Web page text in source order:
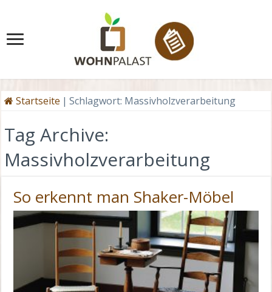
Startseite | Schlagwort: Massivholzverarbeitung
Tag Archive:
Massivholzverarbeitung
So erkennt man Shaker-Möbel